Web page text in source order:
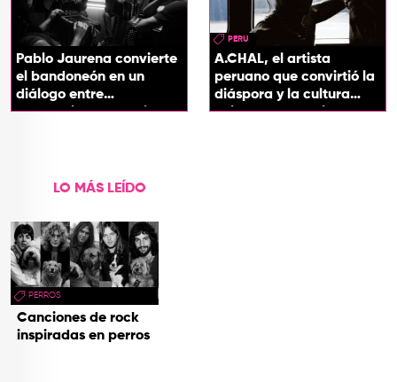
Pablo Jaurena convierte
el bandoneón en un
diálogo entre
generaciones con el
PERU
A.CHAL, el artista
peruano que convirtió la
diáspora y la cultura
chicha en su sonido
LO MÁS LEÍDO
PERROS
Canciones de rock
inspiradas en perros